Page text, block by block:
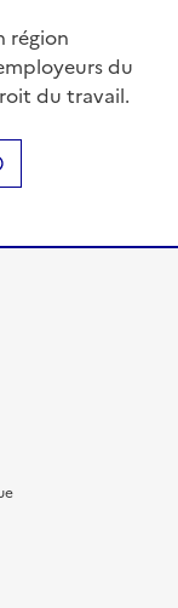
région
du
du travail.